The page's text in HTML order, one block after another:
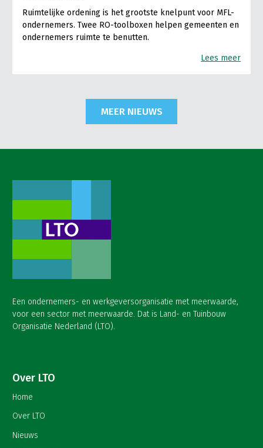
Ruimtelijke ordening is het grootste knelpunt voor MFL-
ondernemers. Twee RO-toolboxen helpen gemeenten en
ondernemers ruimte te benutten.
Lees meer
MEER NIEUWS
Een ondernemers- en werkgeversorganisatie met meerwaarde,
voor een sector met meerwaarde. Dat is Land- en Tuinbouw
Organisatie Nederland (LTO).
Over LTO
Home
Over LTO
Nieuws